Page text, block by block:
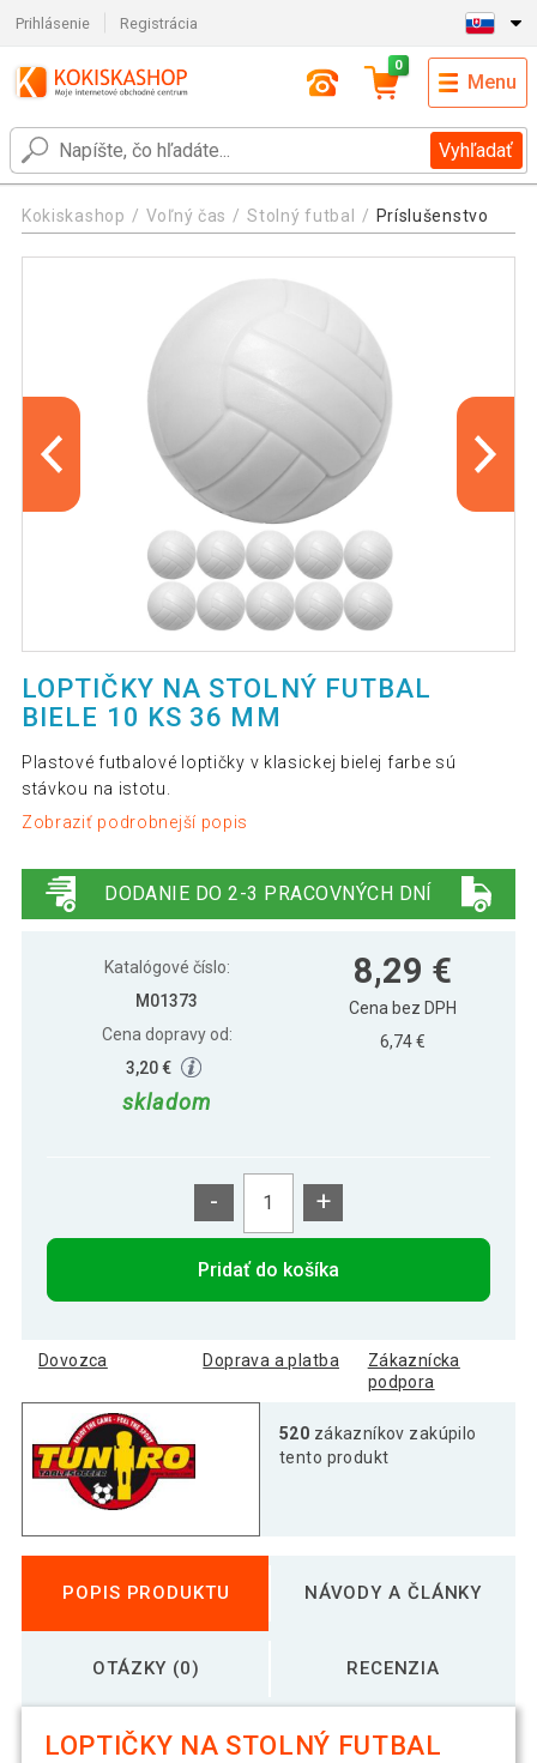
Prihlásenie Registrácia
Vyhľadať
0
Menu
Kokiskashop Voľný čas Stolný futbal Príslušenstvo
LOPTIČKY NA STOLNÝ FUTBAL
BIELE 10 KS 36 MM
Plastové futbalové loptičky v klasickej bielej farbe sú
stávkou na istotu.
Zobraziť podrobnejší popis
DODANIE DO 2-3 PRACOVNÝCH DNÍ
Katalógové číslo:
M01373
Cena dopravy od:
3,20 €
skladom
8,29 €
Cena bez DPH
6,74 €
- +
Pridať do košíka
Dovozca Doprava a platba
Zákaznícka
podpora
520 zákazníkov zakúpilo
tento produkt
POPIS PRODUKTU NÁVODY A ČLÁNKY
OTÁZKY (0) RECENZIA
LOPTIČKY NA STOLNÝ FUTBAL